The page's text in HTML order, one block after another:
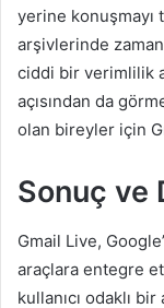
yerine
arşivlerinde
ciddi bir verimlilik
açısından da
olan bireyler için
Sonuç ve
Gmail Live,
araçlara entegre
kullanıcı odaklı